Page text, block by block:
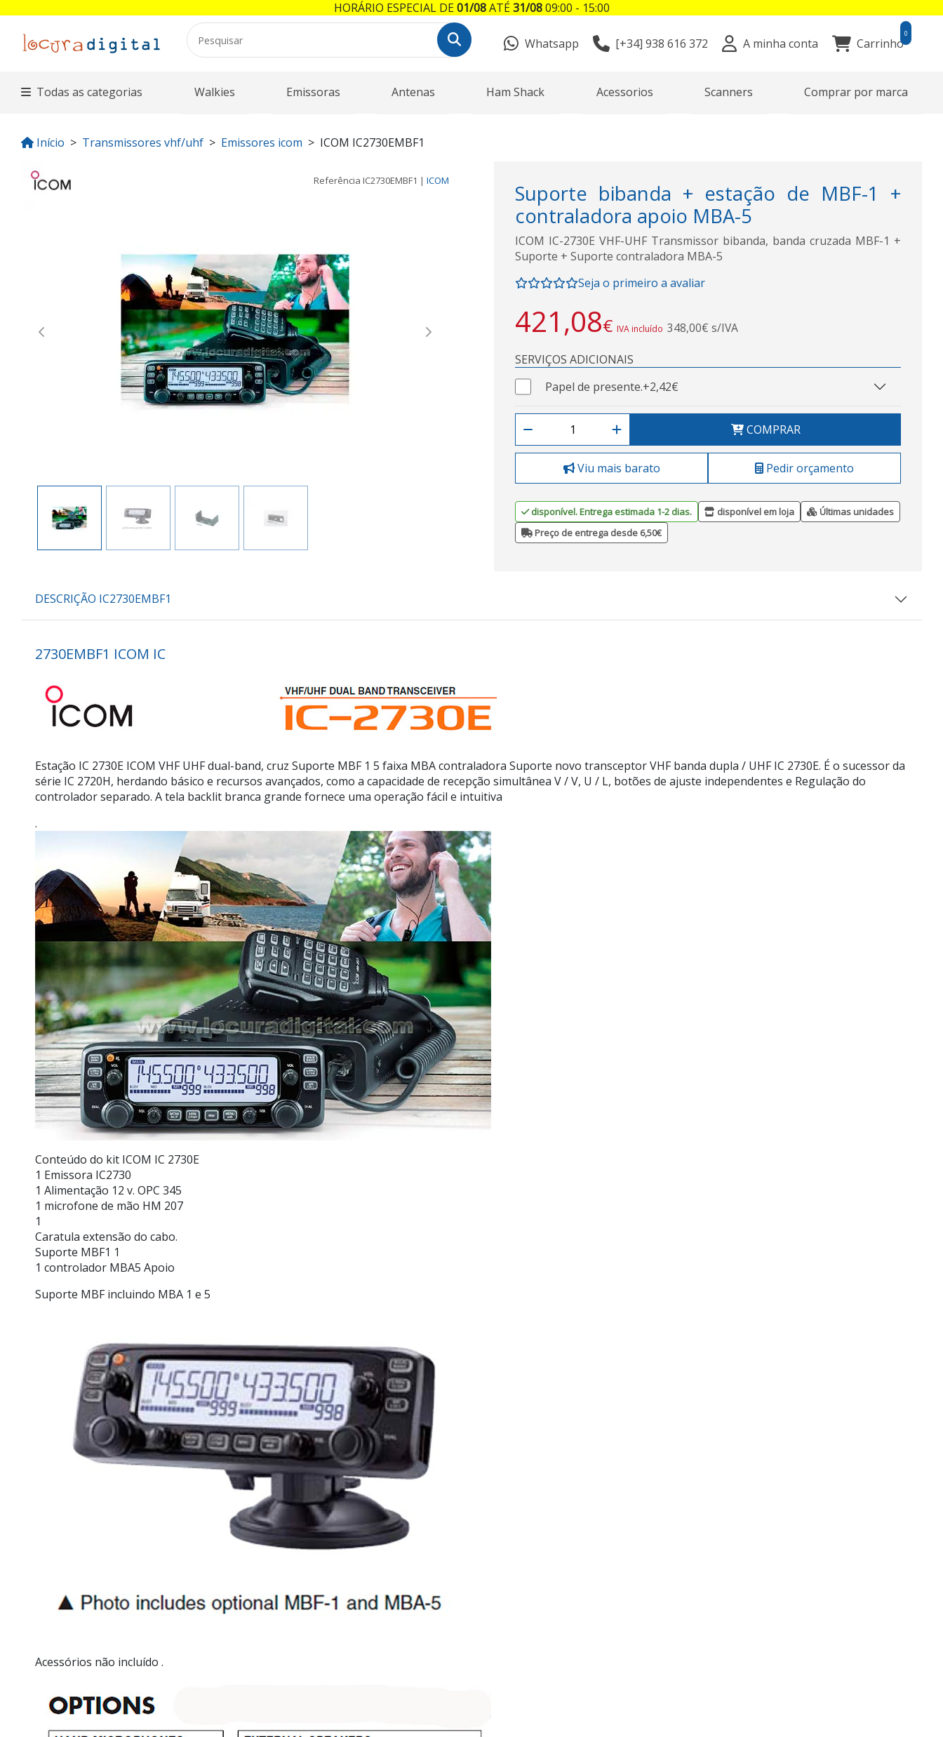
Whatsapp [+34] 938 616 372 A minha conta Carrinho
0
Todas as categorias Walkies Emissoras Antenas Ham Shack Acessorios Scanners Comprar por marca
Início Transmissores vhf/uhf Emissores icom ICOM IC2730EMBF1
Referência IC2730EMBF1 | ICOM
Previous Next
Suporte bibanda + estação de MBF-1 +
contraladora apoio MBA-5
ICOM IC-2730E VHF-UHF Transmissor bibanda, banda cruzada MBF-1 +
Suporte + Suporte contraladora MBA-5
Seja o primeiro a avaliar
421,08€ IVA incluído 348,00€ s/IVA
SERVIÇOS ADICIONAIS
Papel de presente.+2,42€
COMPRAR
Viu mais barato Pedir orçamento
disponível. Entrega estimada 1-2 dias. disponível em loja
Últimas unidades
Preço de entrega desde 6,50€
DESCRIÇÃO IC2730EMBF1
2730EMBF1 ICOM IC
Estação IC 2730E ICOM VHF UHF dual-band, cruz Suporte MBF 1 5 faixa MBA contraladora Suporte novo transceptor VHF banda dupla / UHF IC 2730E. É o sucessor da
série IC 2720H, herdando básico e recursos avançados, como a capacidade de recepção simultânea V / V, U / L, botões de ajuste independentes e Regulação do
controlador separado. A tela backlit branca grande fornece uma operação fácil e intuitiva
.
Conteúdo do kit ICOM IC 2730E
1 Emissora IC2730
1 Alimentação 12 v. OPC 345
1 microfone de mão HM 207
1
Caratula extensão do cabo.
Suporte MBF1 1
1 controlador MBA5 Apoio
Suporte MBF incluindo MBA 1 e 5
Acessórios não incluído .
HORÁRIO ESPECIAL DE01/08ATÉ31/0809:00 - 15:00